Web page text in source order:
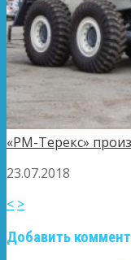
«РМ-Терекс»
23.07.2018
< >
Добавить